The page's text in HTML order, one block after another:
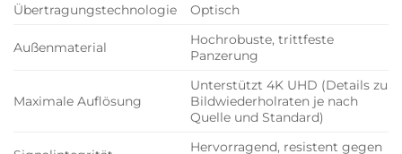
Übertragungstechnologie
Optisch
Außenmaterial
Hochrobuste, trittfeste
Panzerung
Maximale Auflösung
Unterstützt 4K UHD (Details zu
Bildwiederholraten je nach
Quelle und Standard)
Hervorragend, resistent gegen